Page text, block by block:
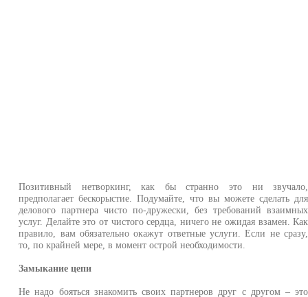
Позитивный нетворкинг, как бы странно это ни звучало,
предполагает бескорыстие. Подумайте, что вы можете сделать для
делового партнера чисто по-дружески, без требований взаимных
услуг. Делайте это от чистого сердца, ничего не ожидая взамен. Как
правило, вам обязательно окажут ответные услуги. Если не сразу,
то, по крайней мере, в момент острой необходимости.
Замыкание цепи
Не надо бояться знакомить своих партнеров друг с другом – это